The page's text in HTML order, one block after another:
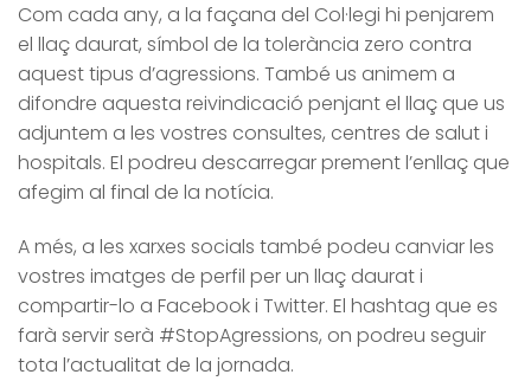
Com cada any, a la façana del Col·legi hi penjarem
el llaç daurat, símbol de la tolerància zero contra
aquest tipus d’agressions. També us animem a
difondre aquesta reivindicació penjant el llaç que us
adjuntem a les vostres consultes, centres de salut i
hospitals. El podreu descarregar prement l’enllaç que
afegim al final de la notícia.
A més, a les xarxes socials també podeu canviar les
vostres imatges de perfil per un llaç daurat i
compartir-lo a Facebook i Twitter. El hashtag que es
farà servir serà #StopAgressions, on podreu seguir
tota l’actualitat de la jornada.